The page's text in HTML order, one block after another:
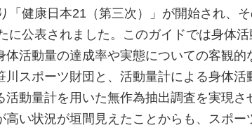
「健康日本21（第三次）」が開始され、
に公表されました。このガイドでは身体
体活動量の達成率や実態についての客観
川スポーツ財団と、活動量計による身体
活動量計を用いた無作為抽出調査を実現
高い状況が垣間見えたことからも、スポ